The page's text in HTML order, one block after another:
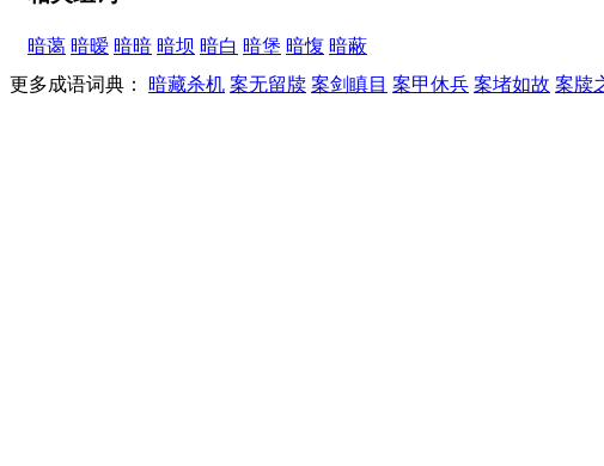
暗蔼 暗暧 暗暗 暗坝 暗白 暗堡 暗愎 暗蔽
更多成语词典： 暗藏杀机 案无留牍 案剑瞋目 案甲休兵 案堵如故 案牍